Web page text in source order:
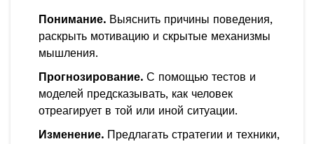
Понимание. Выяснить причины поведения,
раскрыть мотивацию и скрытые механизмы
мышления.
Прогнозирование. С помощью тестов и
моделей предсказывать, как человек
отреагирует в той или иной ситуации.
Изменение. Предлагать стратегии и техники,